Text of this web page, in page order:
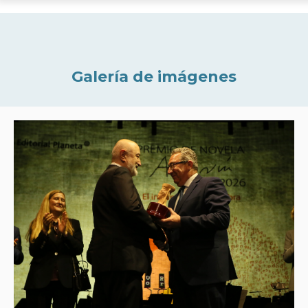
Galería de imágenes